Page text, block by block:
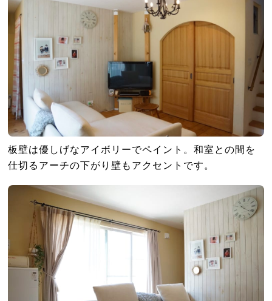
板壁は優しげなアイボリーでペイント。和室との間を
仕切るアーチの下がり壁もアクセントです。